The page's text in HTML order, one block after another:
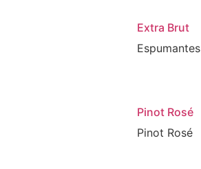
Extra Brut
Espumantes
Pinot Rosé
Pinot Rosé